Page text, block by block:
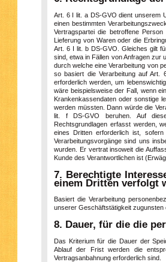
Art. 6 I lit. a DS-GVO dient unserem
einen bestimmten
Vertragspartei die betroffene
Lieferung von Waren oder die
Art. 6 I lit. b DS-GVO. Gleiches gilt
sind, etwa in Fällen von Anfragen zur
durch welche eine Verarbeitung von
so basiert die Verarbeitung auf Art.
erforderlich werden, um
wäre beispielsweise der Fall, wenn
Krankenkassendaten oder sonstige
werden müssten. Dann würde die
lit. f DS-GVO beruhen. Auf
Rechtsgrundlagen erfasst werden,
eines Dritten erforderlich ist,
Verarbeitungsvorgänge sind uns
wurden. Er vertrat insoweit die
Kunde des Verantwortlichen ist
7. Berechtigte
einem Dritten verfolgt
Basiert die Verarbeitung
unserer Geschäftstätigkeit zugunsten
8. Dauer, für die die
Das Kriterium für die Dauer der
Ablauf der Frist werden die
Vertragsanbahnung erforderlich sind.